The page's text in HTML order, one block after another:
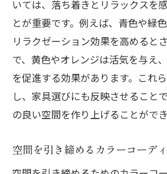
いては、落ち着きとリラックスを
とが重要です。例えば、青色や緑
リラクゼーション効果を高めると
で、黄色やオレンジは活気を与え
を促進する効果があります。これ
し、家具選びにも反映させること
の良い空間を作り上げることができ
空間を引き締めるカラーコーデ